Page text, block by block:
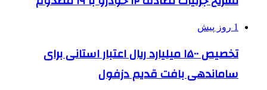
1 روز پیش
تخصیص ۱۵۰۰ میلیارد ریال اعتبار استانی برای
ساماندهی بافت قدیم دزفول